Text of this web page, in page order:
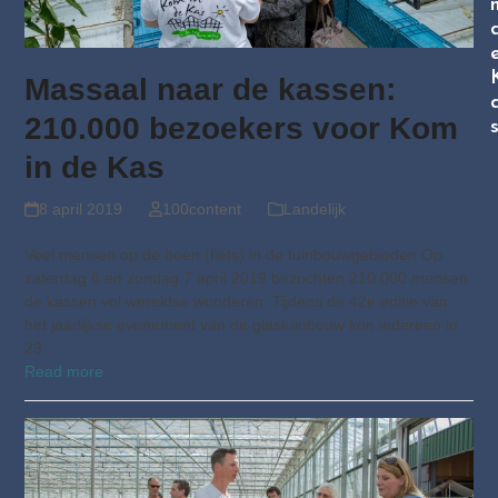
Massaal naar de kassen:
210.000 bezoekers voor Kom
in de Kas
8 april 2019 100content Landelijk
Veel mensen op de been (fiets) in de tuinbouwgebieden Op
zaterdag 6 en zondag 7 april 2019 bezochten 210.000 mensen
de kassen vol wereldse wonderen. Tijdens de 42e editie van
het jaarlijkse evenement van de glastuinbouw kon iedereen in
23…
Read more
s